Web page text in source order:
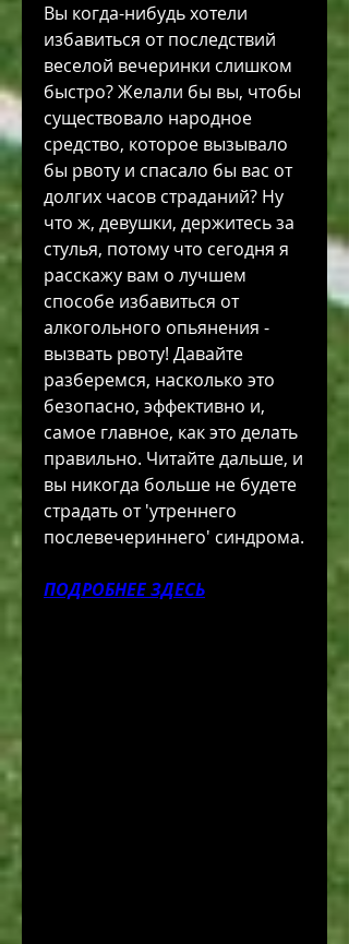
Вы когда-нибудь хотели
избавиться от последствий
веселой вечеринки слишком
быстро? Желали бы вы, чтобы
существовало народное
средство, которое вызывало
бы рвоту и спасало бы вас от
долгих часов страданий? Ну
что ж, девушки, держитесь за
стулья, потому что сегодня я
расскажу вам о лучшем
способе избавиться от
алкогольного опьянения -
вызвать рвоту! Давайте
разберемся, насколько это
безопасно, эффективно и,
самое главное, как это делать
правильно. Читайте дальше, и
вы никогда больше не будете
страдать от 'утреннего
послевечериннего' синдрома.
ПОДРОБНЕЕ ЗДЕСЬ